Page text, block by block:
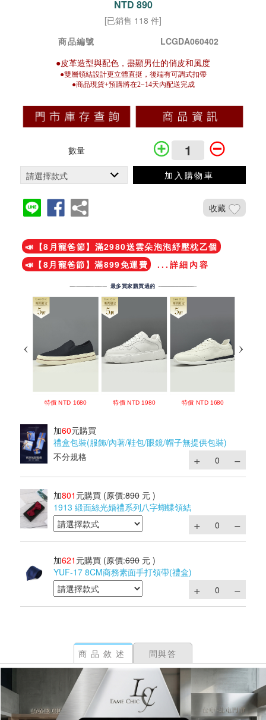
NTD 890
[已銷售 118 件]
商品編號
LCGDA060402
●皮革造型與配色，盡顯男仕的俏皮和風度
●雙層領結設計更立體直挺， 後端有可調式扣帶
●商品現貨+預購將在2~14天內配送完成
數量
加入購物車
收藏
📣【8月寵爸節】滿2980送雲朵泡泡紓壓枕乙個
📣【8月寵爸節】滿899免運費
...詳細內容
加60元購買
禮盒包裝(服飾/內著/鞋包/眼鏡/帽子無提供包裝)
不分規格
加801 元購買 (原價:890 元 )
1913 緞面絲光婚禮系列八字蝴蝶領結
加621 元購買 (原價:690 元 )
YUF-17 8CM商務素面手打領帶(禮盒)
商品敘述 問與答